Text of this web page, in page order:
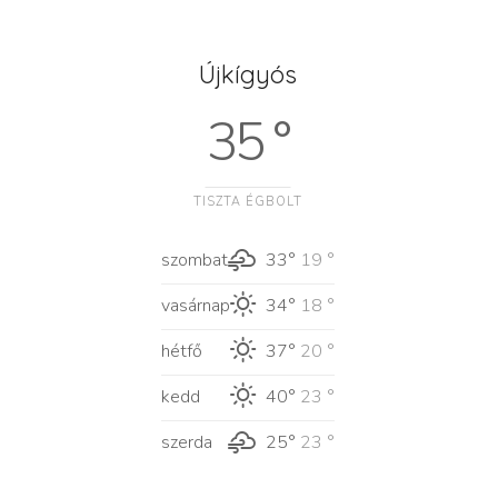
Újkígyós
35 °
TISZTA ÉGBOLT
szombat 33° 19 °
vasárnap
34° 18 °
hétfő
37° 20 °
kedd
40° 23 °
szerda
25° 23 °